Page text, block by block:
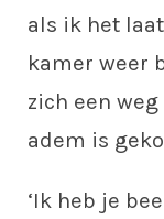
als ik het
kamer weer
zich een
adem is
‘Ik heb je